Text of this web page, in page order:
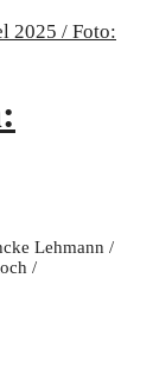
Lehmann /
/